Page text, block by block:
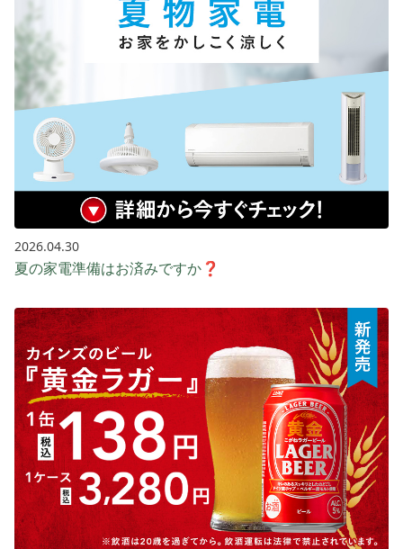
2026.04.30
夏の家電準備はお済みですか❓